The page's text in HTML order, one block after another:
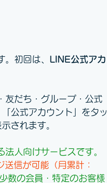
初回は、
LINE公式アカ
友だち・グループ・公式
公式アカウント」をタッ
されます。
法人向けサービスです。
信が可能（月累計：
少数の会員・特定のお客様